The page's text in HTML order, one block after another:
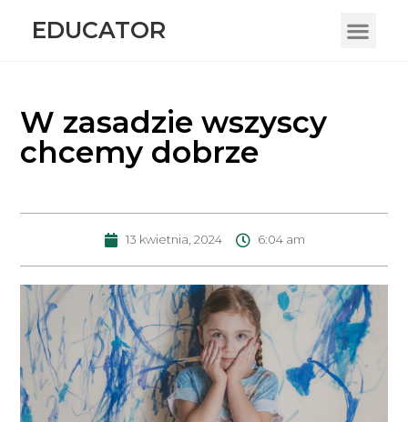
EDUCATOR
W zasadzie wszyscy
chcemy dobrze
13 kwietnia, 2024 6:04 am